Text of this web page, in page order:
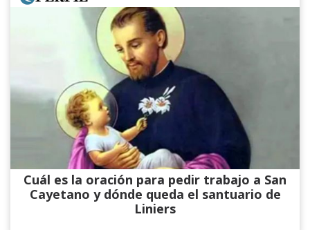
Cuál es la oración para pedir trabajo a San
Cayetano y dónde queda el santuario de
Liniers